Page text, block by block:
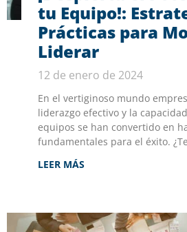
tu Equipo!:
Prácticas para
Liderar
12 de enero de 2024
En el vertiginoso mundo
liderazgo efectivo y la
equipos se han convertido en
fundamentales para el éxito.
LEER MÁS